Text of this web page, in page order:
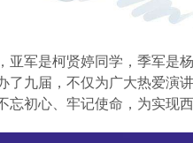
军是柯贤婷同学，季军是
九届，不仅为广大热爱演
初心、牢记使命，为实现